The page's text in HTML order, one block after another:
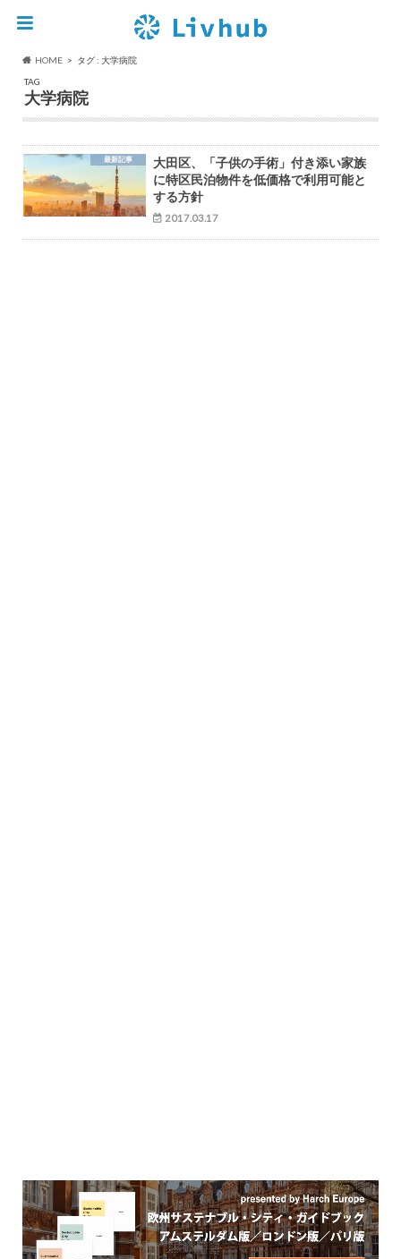
HOME
タグ : 大学病院
TAG
大学病院
最新記事
大田区、「子供の手術」付き添い家族
に特区民泊物件を低価格で利用可能と
する方針
2017.03.17